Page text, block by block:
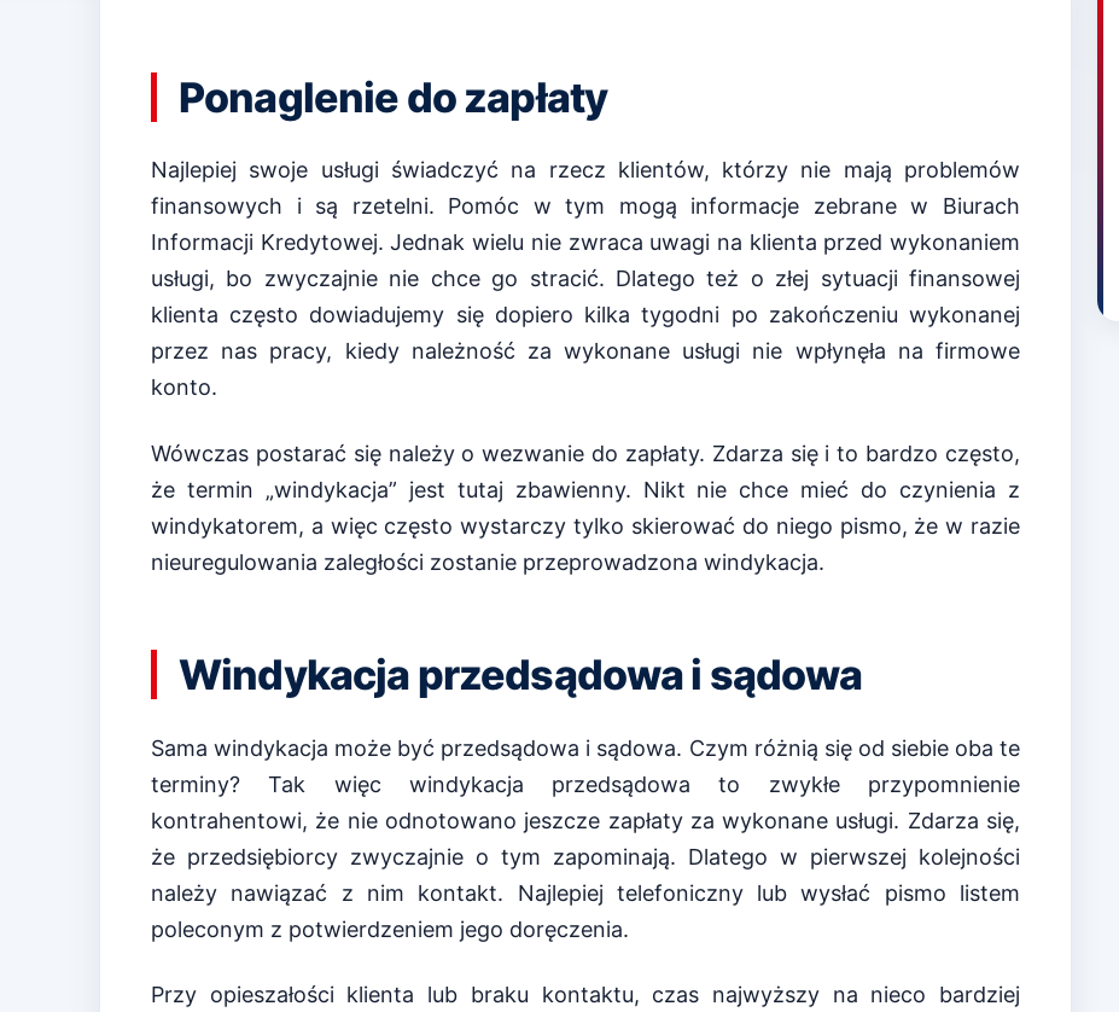
Ponaglenie do zapłaty
Najlepiej swoje usługi świadczyć na rzecz klientów, którzy nie mają problemów
finansowych i są rzetelni. Pomóc w tym mogą informacje zebrane w Biurach
Informacji Kredytowej. Jednak wielu nie zwraca uwagi na klienta przed wykonaniem
usługi, bo zwyczajnie nie chce go stracić. Dlatego też o złej sytuacji finansowej
klienta często dowiadujemy się dopiero kilka tygodni po zakończeniu wykonanej
przez nas pracy, kiedy należność za wykonane usługi nie wpłynęła na firmowe
konto.
Wówczas postarać się należy o wezwanie do zapłaty. Zdarza się i to bardzo często,
że termin „windykacja” jest tutaj zbawienny. Nikt nie chce mieć do czynienia z
windykatorem, a więc często wystarczy tylko skierować do niego pismo, że w razie
nieuregulowania zaległości zostanie przeprowadzona windykacja.
Windykacja przedsądowa i sądowa
Sama windykacja może być przedsądowa i sądowa. Czym różnią się od siebie oba te
terminy? Tak więc windykacja przedsądowa to zwykłe przypomnienie
kontrahentowi, że nie odnotowano jeszcze zapłaty za wykonane usługi. Zdarza się,
że przedsiębiorcy zwyczajnie o tym zapominają. Dlatego w pierwszej kolejności
należy nawiązać z nim kontakt. Najlepiej telefoniczny lub wysłać pismo listem
poleconym z potwierdzeniem jego doręczenia.
Przy opieszałości klienta lub braku kontaktu, czas najwyższy na nieco bardziej